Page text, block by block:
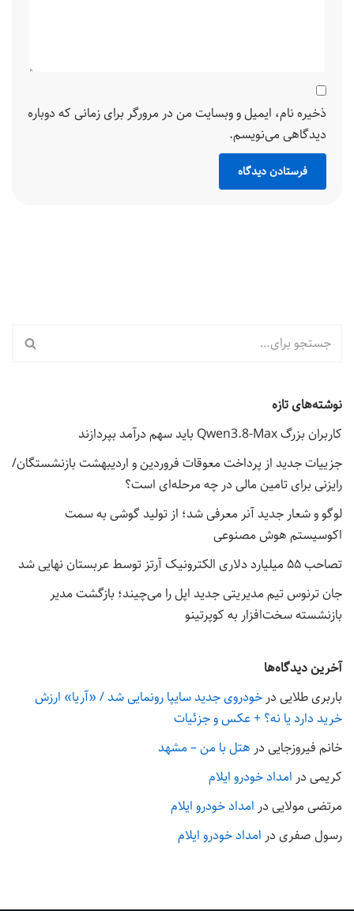
ذخیره نام، ایمیل و وبسایت من در مرورگر برای زمانی که دوباره
دیدگاهی می‌نویسم.
نوشته‌های تازه
کاربران بزرگ Qwen3.8-Max باید سهم درآمد بپردازند
جزییات جدید از پرداخت معوقات فروردین و اردیبهشت بازنشستگان/
رایزنی برای تامین مالی در چه مرحله‌ای است؟
لوگو و شعار جدید آنر معرفی شد؛ از تولید گوشی به سمت
اکوسیستم هوش مصنوعی
تصاحب ۵۵ میلیارد دلاری الکترونیک آرتز توسط عربستان نهایی شد
جان ترنوس تیم مدیریتی جدید اپل را می‌چیند؛ بازگشت مدیر
بازنشسته سخت‌افزار به کوپرتینو
آخرین دیدگاه‌ها
باربری طلایی در خودروی جدید سایپا رونمایی شد / «آریا» ارزش
خرید دارد یا نه؟ + عکس و جزئیات
خانم فیروزجایی در هتل با من – مشهد
کریمی در امداد خودرو ایلام
مرتضی مولایی در امداد خودرو ایلام
رسول صفری در امداد خودرو ایلام